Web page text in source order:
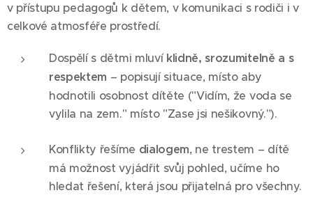
v přístupu pedagogů k dětem, v komunikaci s rodiči i v
celkové atmosféře prostředí.
Dospělí s dětmi mluví klidně, srozumitelně a s
respektem – popisují situace, místo aby
hodnotili osobnost dítěte ("Vidím, že voda se
vylila na zem." místo "Zase jsi nešikovný.").
Konflikty řešíme dialogem, ne trestem – dítě
má možnost vyjádřit svůj pohled, učíme ho
hledat řešení, která jsou přijatelná pro všechny.